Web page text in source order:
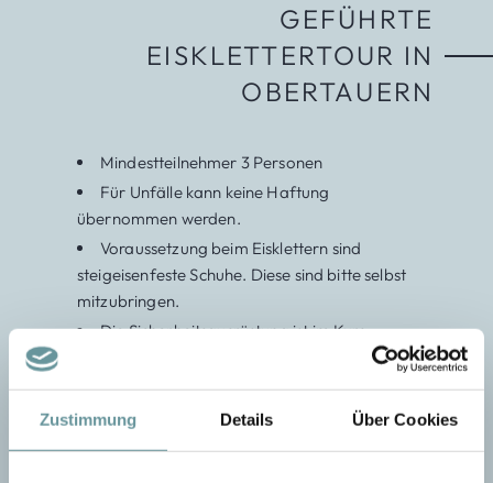
Zustimmung Details Über Cookies
GEFÜHRTE
EISKLETTERTOUR IN
OBERTAUERN
Mindestteilnehmer 3 Personen
Für Unfälle kann keine Haftung
übernommen werden.
Voraussetzung beim Eisklettern sind
steigeisenfeste Schuhe. Diese sind bitte selbst
mitzubringen.
Die Sicherheitsausrüstung ist im Kurs